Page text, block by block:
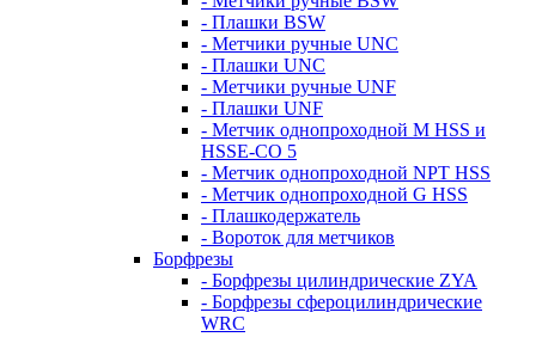
- Плашки BSW
- Метчики ручные UNC
- Плашки UNC
- Метчики ручные UNF
- Плашки UNF
- Метчик однопроходной M HSS и
HSSE-CO 5
- Метчик однопроходной NPT HSS
- Метчик однопроходной G HSS
- Плашкодержатель
- Вороток для метчиков
Борфрезы
- Борфрезы цилиндрические ZYA
- Борфрезы сфероцилиндрические
WRC